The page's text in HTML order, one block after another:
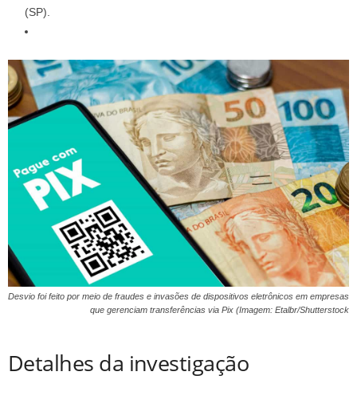
(SP).
Desvio foi feito por meio de fraudes e invasões de dispositivos eletrônicos em empresas
que gerenciam transferências via Pix (Imagem: Etalbr/Shutterstock
Detalhes da investigação